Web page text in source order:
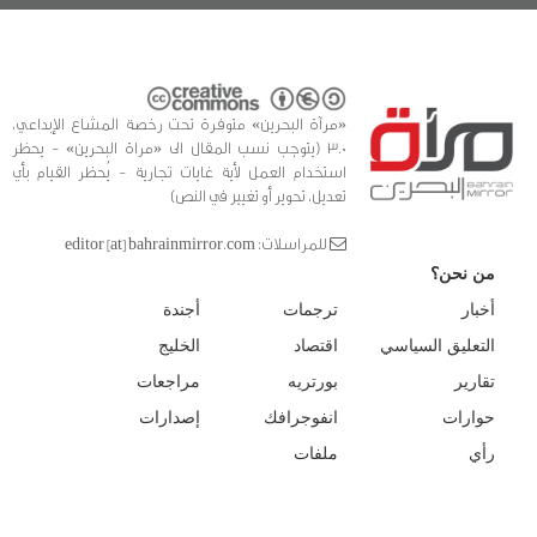
«مرآة البحرين» متوفرة تحت رخصة المشاع الإبداعي،
3.0 (يتوجب نسب المقال الى «مراة البحرين» - يحظر
استخدام العمل لأية غايات تجارية - يُحظر القيام بأي
تعديل، تحوير أو تغيير في النص)
للمراسلات: editor [at] bahrainmirror.com
من نحن؟
أخبار
التعليق السياسي
تقارير
حوارات
رأي
ترجمات
اقتصاد
بورتريه
انفوجرافك
ملفات
أجندة
الخليج
مراجعات
إصدارات